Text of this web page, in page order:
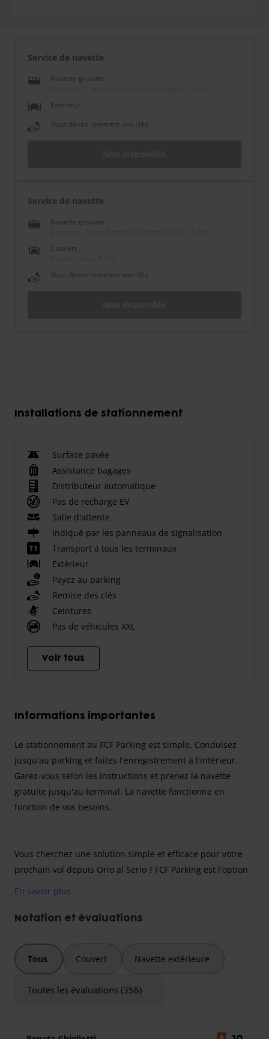
Service de navette
Navette gratuite
Extérieur
Vous devez remettre vos clés
Service de navette
Navette gratuite
Couvert
Vous devez remettre vos clés
Installations de stationnement
Surface pavée
Assistance bagages
Distributeur automatique
Pas de recharge EV
Salle d'attente
Indiqué par les panneaux de signalisation
Transport á tous les terminaux
Extérieur
Payez au parking
Remise des clés
Ceintures
Pas de véhicules XXL
Voir tous
Informations importantes
Le stationnement au FCF Parking est simple. Conduisez
jusqu'au parking et faites l'enregistrement à l'intérieur.
Garez-vous selon les instructions et prenez la navette
gratuite jusqu'au terminal. La navette fonctionne en
fonction de vos besoins.
Vous cherchez une solution simple et efficace pour votre
prochain vol depuis Orio al Serio ? FCF Parking est l'option
de la société FCF Trasporti. Pour y accéder, il vous suffit
place en extérieur ou à l'intérieur, l'enregistrement se fait
toujours au sec, à l'abri des intempéries. Notre navette
minutes. C'est rapide, facile et nous sommes ouverts
En savoir plus
Notation et évaluations
Tous Couvert Navette extérieure
Toutes les évaluations (356)